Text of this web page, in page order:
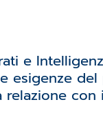
e
esigenze del
relazione con